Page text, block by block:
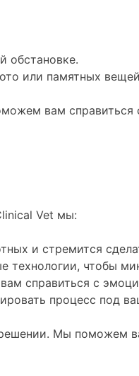
обстановке.
или памятных
вам
Vet мы:
и стремится
чтобы
справиться с
процесс под
Мы поможем